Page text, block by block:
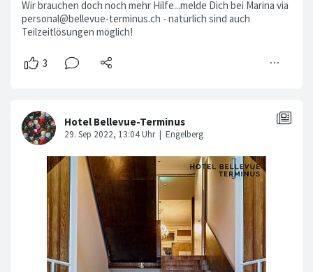
Wir brauchen doch noch mehr Hilfe...melde Dich bei Marina via
personal@bellevue-terminus.ch - natürlich sind auch
Teilzeitlösungen möglich!